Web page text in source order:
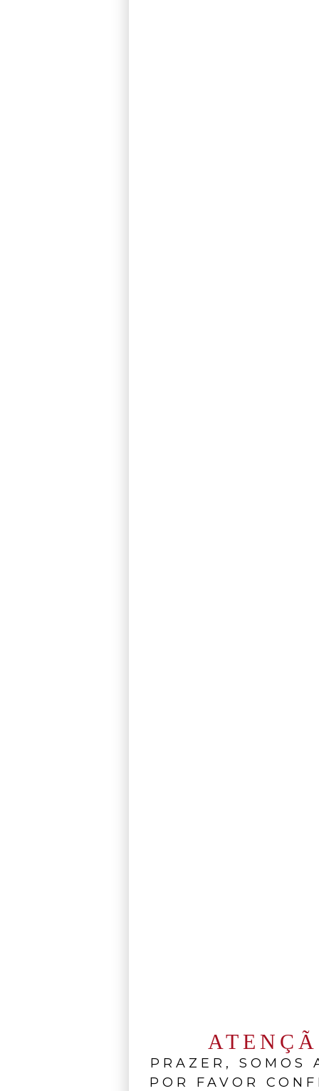
PRAZER, SOMOS
POR FAVOR